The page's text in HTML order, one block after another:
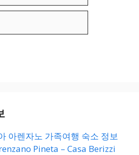
아렌자노 가족여행 숙소 정보
Pineta – Casa Berizzi